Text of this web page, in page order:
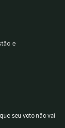
e
seu voto não vai